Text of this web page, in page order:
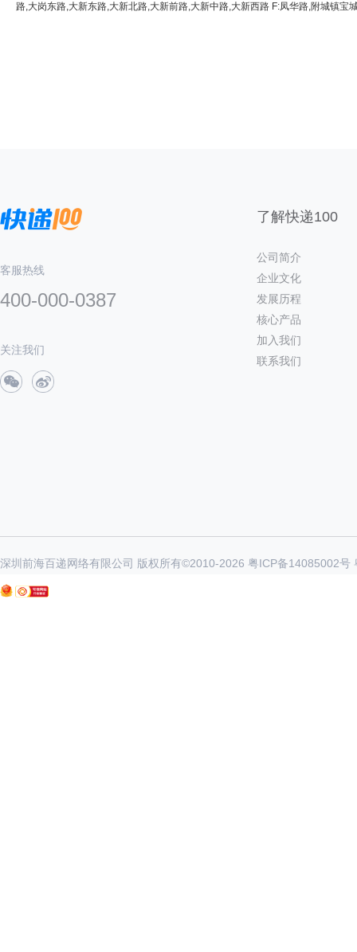
路,大岗东路,大新东路,大新北路,大新前路,大新中路,大新西路 F:凤华路,附城镇宝
客服热线
400-000-0387
关注我们
了解快递100
公司简介
企业文化
发展历程
核心产品
加入我们
联系我们
深圳前海百递网络有限公司 版权所有©2010-2026 粤ICP备14085002号